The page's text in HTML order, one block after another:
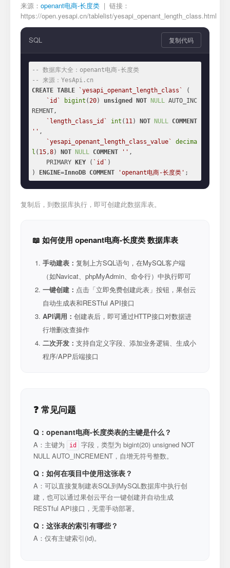
来源： openant电商-长度类 | 链接：
https://open.yesapi.cn/tablelist/yesapi_openant_length_class.html
SQL 复制代码
-- 数据库大全：openant电商-长度类
-- 来源：YesApi.cn
CREATE TABLE `yesapi_openant_length_class`
(
`id`
bigint (20) unsigned NOT NULL AUTO_INC
REMENT,
`length_class_id`
int ( 11) NOT NULL COMMENT
'' ,
`yesapi_openant_length_class_value`
decima
l ( 15,8) NOT NULL COMMENT '' ,
    PRIMARY
KEY ( `id` )
)
ENGINE=InnoDB COMMENT 'openant电商-长度类' ;
复制后，到数据库执行，即可创建此数据库表。
📖 如何使用 openant电商-长度类 数据库表
手动建表： 复制上方SQL语句，在MySQL客户端
（如Navicat、phpMyAdmin、命令行）中执行即可
一键创建： 点击「立即免费创建此表」按钮，果创云
自动生成表和RESTful API接口
API调用： 创建表后，即可通过HTTP接口对数据进
行增删改查操作
二次开发： 支持自定义字段、添加业务逻辑、生成小
程序/APP后端接口
❓ 常见问题
Q：openant电商-长度类表的主键是什么？
A：主键为 id
字段，类型为 bigint(20) unsigned NOT
NULL AUTO_INCREMENT，自增无符号整数。
Q：如何在项目中使用这张表？
A：可以直接复制建表SQL到MySQL数据库中执行创
建，也可以通过果创云平台一键创建并自动生成
RESTful API接口，无需手动部署。
Q：这张表的索引有哪些？
A：仅有主键索引(id)。